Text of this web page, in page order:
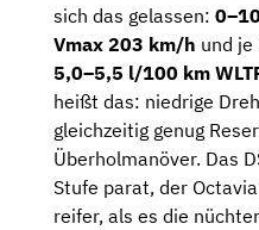
sich das gelassen:
Vmax 203 km/h und
5,0–5,5 l/100 km
heißt das: niedrige
gleichzeitig genug
Überholmanöver. Das
Stufe parat, der
reifer, als es die